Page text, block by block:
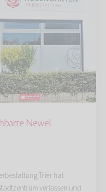
Newel
Trier hat
verlassen und